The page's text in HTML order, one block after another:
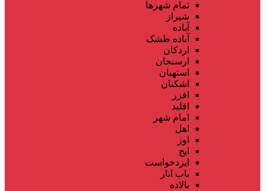
تمام شهر‌ها
شیراز
آباده
آباده طشک
اردکان
ارسنجان
استهبان
اشکنان
افزر
اقلید
امام شهر
اهل
اوز
ایج
ایزدخواست
باب انار
بالاده